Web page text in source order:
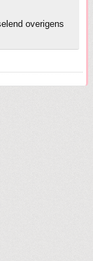
overigens